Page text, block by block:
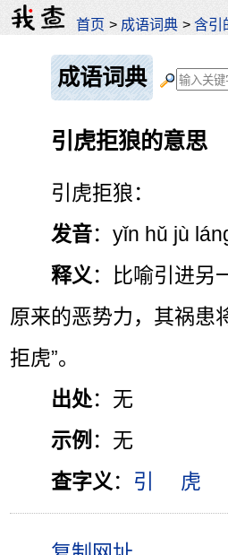
首页 > 成语词典 >含引
成语词典
引虎拒狼的意思
引虎拒狼：
发音：yǐn hǔ jù
释义 ：比喻引进另
原来的恶势力，其祸患
拒虎”。
出处：无
示例 ：无
查字义 ： 引 虎